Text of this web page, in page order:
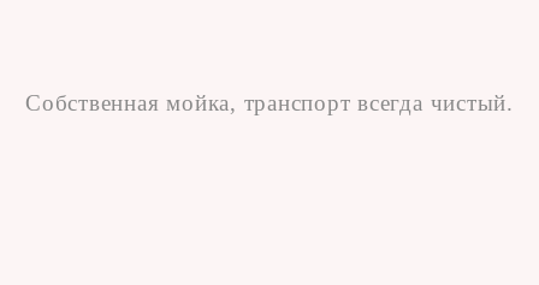
Собственная мойка, транспорт всегда чистый.